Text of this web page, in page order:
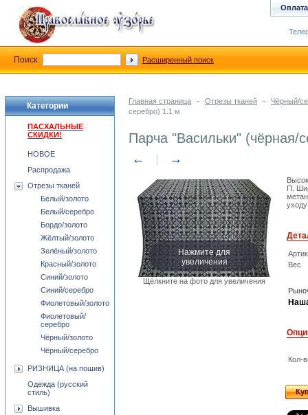
Главная страница - Отрезы тканей -
Чёрный/
серебро) 1.1 м
Парча "Васильки" (чёрная/
← →
Нажмите для
увеличения
Щёлкните на фото для увеличения
П.
Вес
Кол-
Категории
ПАСХАЛЬНЫЕ
СКИДКИ!
НОВОЕ
Распродажа
Отрезы тканей
Белый/золото
Белый/серебро
Бордо/золото
Жёлтый/золото
Зелёный/золото
Красный/золото
Синий/золото
Синий/серебро
Фиолетовый/золото
Фиолетовый/
серебро
Чёрный/золото
Чёрный/серебро
РИЗНИЦА (на пошив)
Одежда (русский
стиль)
Вышивка
Оплата
Поиск: Расширенный поиск